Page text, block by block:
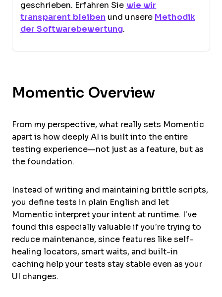
geschrieben. Erfahren Sie wie wir
transparent bleiben und unsere Methodik
der Softwarebewertung.
Momentic Overview
From my perspective, what really sets Momentic
apart is how deeply AI is built into the entire
testing experience—not just as a feature, but as
the foundation.
Instead of writing and maintaining brittle scripts,
you define tests in plain English and let
Momentic interpret your intent at runtime. I’ve
found this especially valuable if you’re trying to
reduce maintenance, since features like self-
healing locators, smart waits, and built-in
caching help your tests stay stable even as your
UI changes.